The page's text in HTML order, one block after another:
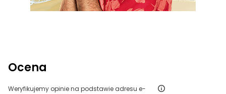
Ocena
Weryfikujemy opinie na podstawie adresu e-